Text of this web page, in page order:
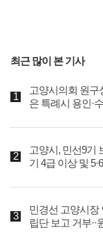
최근 많이 본 기사
고양시의회 원구
은 특례시 용인·
고양시, 민선9기
기 4급 이상 및
민경선 고양시장
립단 보고 거부